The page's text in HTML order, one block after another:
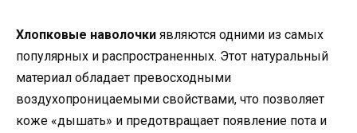
Хлопковые наволочки являются одними из самых
популярных и распространенных. Этот натуральный
материал обладает превосходными
воздухопроницаемыми свойствами, что позволяет
коже «дышать» и предотвращает появление пота и